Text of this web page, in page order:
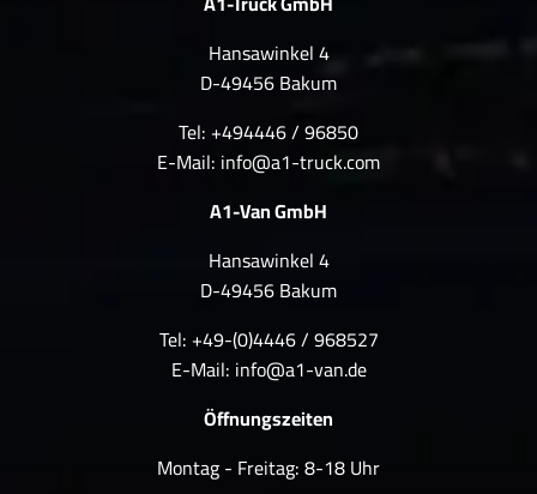
Hansawinkel 4
D-49456 Bakum
Tel: +494446 / 96850
E-Mail: info@a1-truck.com
A1-Van GmbH
Hansawinkel 4
D-49456 Bakum
Tel: +49-(0)4446 / 968527
E-Mail: info@a1-van.de
Öffnungszeiten
Montag - Freitag: 8-18 Uhr